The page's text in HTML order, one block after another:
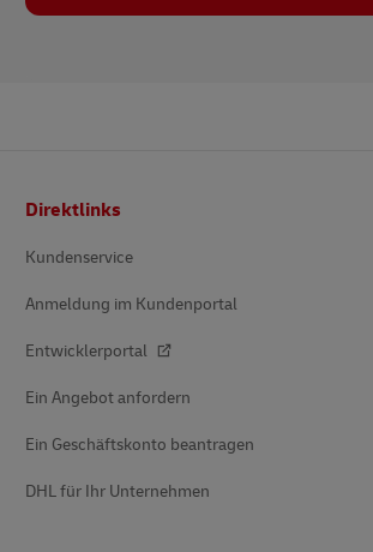
Direktlinks
Kundenservice
Anmeldung im Kundenportal
Entwicklerportal
Ein Angebot anfordern
Ein Geschäftskonto beantragen
DHL für Ihr Unternehmen